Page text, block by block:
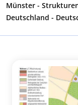
Münster -
Deutschland -